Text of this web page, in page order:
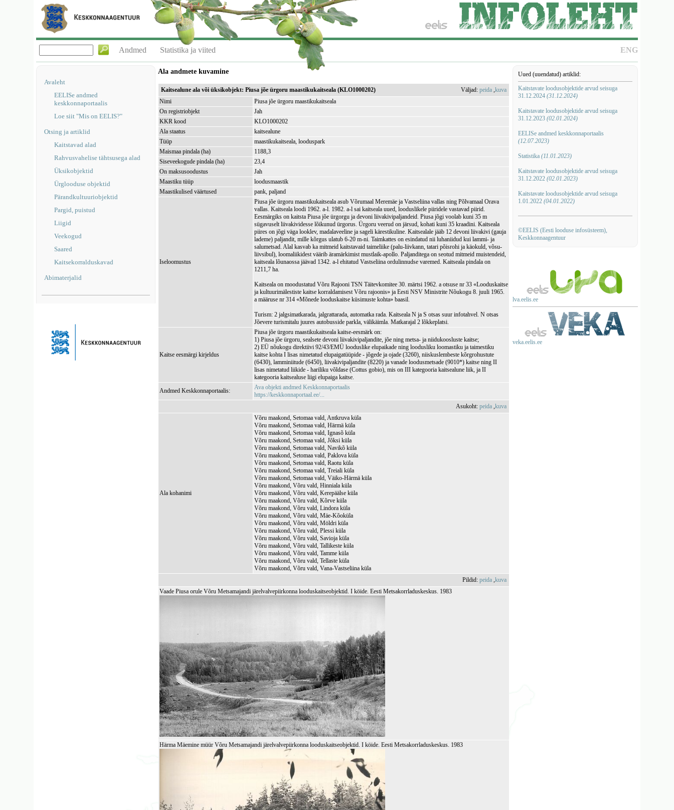
ENG
Andmed Statistika ja viited
Avaleht
EELISe andmed
keskkonnaportaalis
Loe siit "Mis on EELIS?"
Otsing ja artiklid
Kaitstavad alad
Rahvusvahelise tähtsusega alad
Üksikobjektid
Ürglooduse objektid
Pärandkultuuriobjektid
Pargid, puistud
Liigid
Veekogud
Saared
Kaitsekorralduskavad
Abimaterjalid
Uued (uuendatud) artiklid:
Kaitstavate loodusobjektide arvud seisuga
31.12.2024 (31.12.2024)
Kaitstavate loodusobjektide arvud seisuga
31.12.2023 (02.01.2024)
EELISe andmed keskkonnaportaalis
(12.07.2023)
Statistika (11.01.2023)
Kaitstavate loodusobjektide arvud seisuga
31.12.2022 (02.01.2023)
Kaitstavate loodusobjektide arvud seisuga
1.01.2022 (04.01.2022)
©EELIS (Eesti looduse infosüsteem),
Keskkonnaagentuur
lva.eelis.ee
veka.eelis.ee
Ala andmete kuvamine
Kaitsealune ala või üksikobjekt: Piusa jõe ürgoru maastikukaitseala (KLO1000202) Väljad:peida ,kuva
Nimi
Piusa jõe ürgoru maastikukaitseala
On registriobjekt
Jah
KKR kood
KLO1000202
Ala staatus
kaitsealune
Tüüp
maastikukaitseala, looduspark
Maismaa pindala (ha)
1188,3
Siseveekogude pindala (ha)
23,4
On maksusoodustus
Jah
Maastiku tüüp
loodusmaastik
Maastikulised väärtused
pank, paljand
Iseloomustus
Piusa jõe ürgoru maastikukaitseala asub Võrumaal Meremäe ja Vastseliina vallas ning Põlvamaal Orava
vallas. Kaitseala loodi 1962. a-l. 1982. a-l sai kaitseala uued, looduslikele piiridele vastavad piirid.
Eesmärgiks on kaitsta Piusa jõe ürgorgu ja devoni liivakivipaljandeid. Piusa jõgi voolab kuni 35 m
sügavuselt liivakividesse lõikunud ürgorus. Ürgoru veerud on järsud, kohati kuni 35 kraadini. Kaitseala
piires on jõgi väga looklev, madalaveeline ja sageli kärestikuline. Kaitsealale jääb 12 devoni liivakivi (gauja
lademe) paljandit, mille kõrgus ulatub 6-20 m-ni. Taimkattes on esindatud nii luhaniidud kui lammi- ja
salumetsad. Alal kasvab ka mitmeid kaitstavaid taimeliike (palu-liivkann, tatari põisrohi ja käokuld, võsu-
liivsibul), loomaliikidest väärib äramärkimist mustlaik-apollo. Paljanditega on seotud mitmeid muistendeid,
kaitseala lõunaossa jäävad 1342. a-l ehitatud Vastseliina ordulinnudse varemed. Kaitseala pindala on
1211,7 ha.
Kaitseala on moodustatud Võru Rajooni TSN Täitevkomitee 30. märtsi 1962. a otsuse nr 33 «Looduskaitse
ja kultuurimälestiste kaitse korraldamisest Võru rajoonis» ja Eesti NSV Ministrite Nõukogu 8. juuli 1965.
a määruse nr 314 «Mõnede looduskaitse küsimuste kohta» baasil.
Turism: 2 jalgsimatkarada, jalgrattarada, automatka rada. Kaitseala N ja S otsas suur infotahvel. N otsas
Jõevere turismitalu juures autobusside parkla, välikäimla. Matkarajal 2 lõkkeplatsi.
Kaitse eesmärgi kirjeldus
Piusa jõe ürgoru maastikukaitseala kaitse-eesmärk on:
1) Piusa jõe ürgoru, sealsete devoni liivakivipaljandite, jõe ning metsa- ja niidukoosluste kaitse;
2) EÜ nõukogu direktiivi 92/43/EMÜ looduslike elupaikade ning loodusliku loomastiku ja taimestiku
kaitse kohta I lisas nimetatud elupaigatüüpide - jõgede ja ojade (3260), niiskuslembeste kõrgrohustute
(6430), lamminiitude (6450), liivakivipaljandite (8220) ja vanade loodusmetsade (9010*) kaitse ning II
lisas nimetatud liikide - hariliku võldase (Cottus gobio), mis on III kategooria kaitsealune liik, ja II
kategooria kaitsealuse liigi elupaiga kaitse.
Andmed Keskkonnaportaalis:
Ava objekti andmed Keskkonnaportaalis
https://keskkonnaportaal.ee/...
Asukoht:peida ,kuva
Ala kohanimi
Võru maakond, Setomaa vald, Antkruva küla
Võru maakond, Setomaa vald, Härmä küla
Võru maakond, Setomaa vald, Ignasõ küla
Võru maakond, Setomaa vald, Jõksi küla
Võru maakond, Setomaa vald, Navikõ küla
Võru maakond, Setomaa vald, Paklova küla
Võru maakond, Setomaa vald, Raotu küla
Võru maakond, Setomaa vald, Treiali küla
Võru maakond, Setomaa vald, Väiko-Härmä küla
Võru maakond, Võru vald, Hinniala küla
Võru maakond, Võru vald, Kerepäälse küla
Võru maakond, Võru vald, Kõrve küla
Võru maakond, Võru vald, Lindora küla
Võru maakond, Võru vald, Mäe-Kõoküla
Võru maakond, Võru vald, Möldri küla
Võru maakond, Võru vald, Plessi küla
Võru maakond, Võru vald, Savioja küla
Võru maakond, Võru vald, Tallikeste küla
Võru maakond, Võru vald, Tamme küla
Võru maakond, Võru vald, Tellaste küla
Võru maakond, Võru vald, Vana-Vastseliina küla
Pildid:peida ,kuva
Vaade Piusa orule Võru Metsamajandi järelvalvepiirkonna looduskaitseobjektid. I köide. Eesti Metsakorrladuskeskus. 1983
Härma Mäemine müür Võru Metsamajandi järelvalvepiirkonna looduskaitseobjektid. I köide. Eesti Metsakorrladuskeskus. 1983